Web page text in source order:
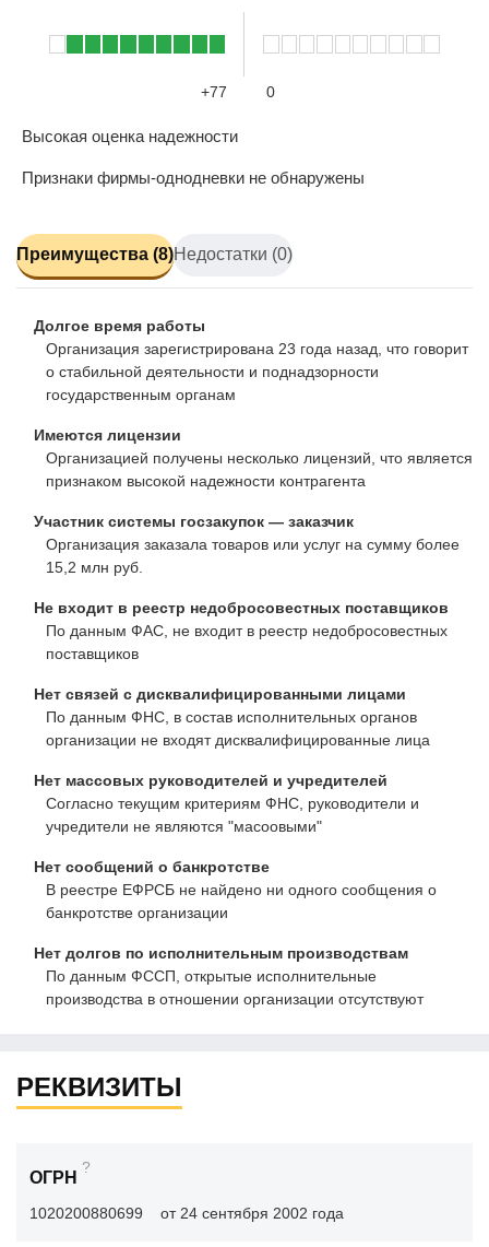
+77 0
Высокая оценка надежности
Признаки фирмы-однодневки не обнаружены
Преимущества (8)Недостатки (0)
Долгое время работы
Организация зарегистрирована 23 года назад, что говорит
о стабильной деятельности и поднадзорности
государственным органам
Имеются лицензии
Организацией получены несколько лицензий, что является
признаком высокой надежности контрагента
Участник системы госзакупок — заказчик
Организация заказала товаров или услуг на сумму более
15,2 млн руб.
Не входит в реестр недобросовестных поставщиков
По данным ФАС, не входит в реестр недобросовестных
поставщиков
Нет связей с дисквалифицированными лицами
По данным ФНС, в состав исполнительных органов
организации не входят дисквалифицированные лица
Нет массовых руководителей и учредителей
Согласно текущим критериям ФНС, руководители и
учредители не являются "масоовыми"
Нет сообщений о банкротстве
В реестре ЕФРСБ не найдено ни одного сообщения о
банкротстве организации
Нет долгов по исполнительным производствам
По данным ФССП, открытые исполнительные
производства в отношении организации отсутствуют
РЕКВИЗИТЫ
ОГРН
?
1020200880699 от 24 сентября 2002 года